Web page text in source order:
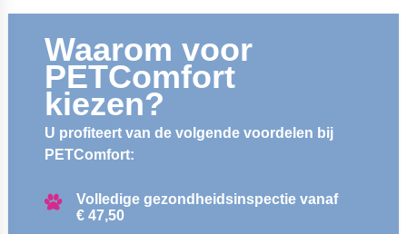
Waarom voor
PETComfort
kiezen?
U profiteert van de volgende voordelen bij
PETComfort:
Volledige gezondheidsinspectie vanaf
€ 47,50